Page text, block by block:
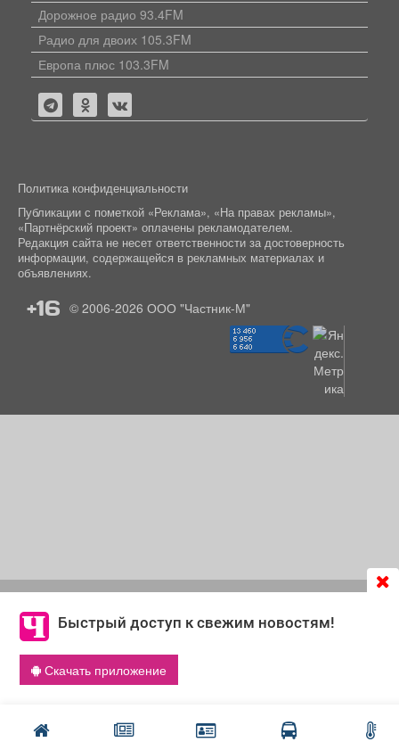
Быстрый доступ к свежим новостям!
Скачать приложение
согласие на обработку файлов cookie, которые
обеспечивают корректную работу сайта и сбора
информации для улучшения качества сервисов.
Что такое cookie
Дорожное радио 93.4FM
Радио для двоих 105.3FM
Европа плюс 103.3FM
Политика конфиденциальности
Публикации с пометкой «Реклама», «На правах рекламы»,
«Партнёрский проект» оплачены рекламодателем.
Редакция сайта не несет ответственности за достоверность
информации, содержащейся в рекламных материалах и
объявлениях.
+16 © 2006-2026 ООО "Частник-М"